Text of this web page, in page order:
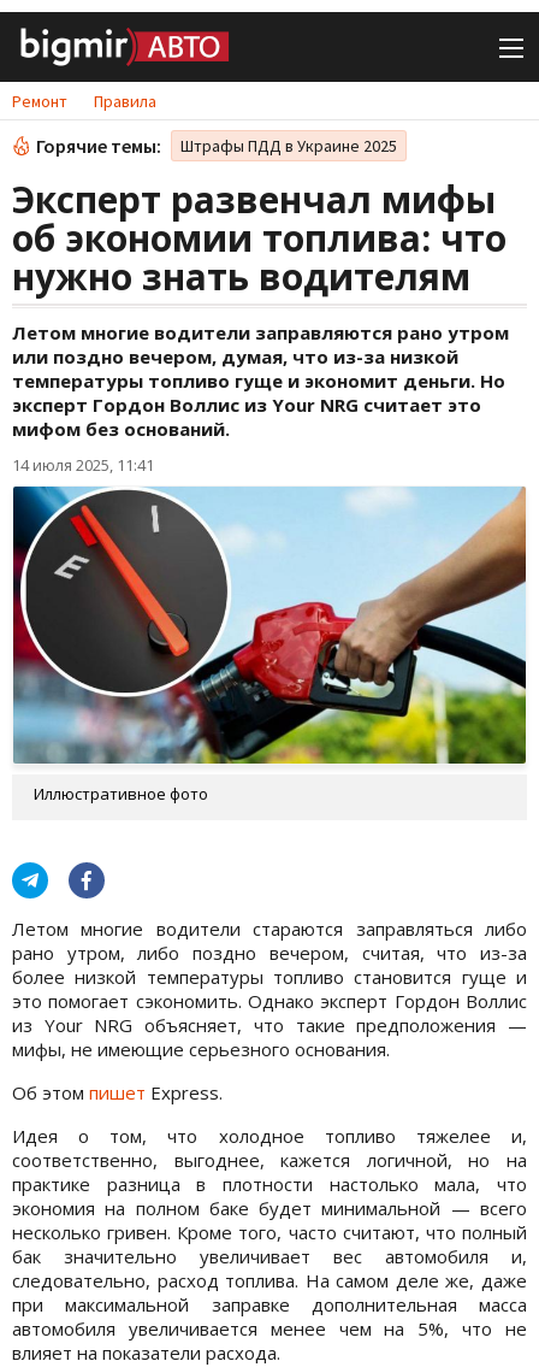
Ремонт Правила
Горячие темы: Штрафы ПДД в Украине 2025
Эксперт развенчал мифы
об экономии топлива: что
нужно знать водителям
Летом многие водители заправляются рано утром
или поздно вечером, думая, что из-за низкой
температуры топливо гуще и экономит деньги. Но
эксперт Гордон Воллис из Your NRG считает это
мифом без оснований.
14 июля 2025, 11:41
Иллюстративное фото
Летом многие водители стараются заправляться либо
рано утром, либо поздно вечером, считая, что из-за
более низкой температуры топливо становится гуще и
это помогает сэкономить. Однако эксперт Гордон Воллис
из Your NRG объясняет, что такие предположения —
мифы, не имеющие серьезного основания.
Об этом пишет Express.
Идея о том, что холодное топливо тяжелее и,
соответственно, выгоднее, кажется логичной, но на
практике разница в плотности настолько мала, что
экономия на полном баке будет минимальной — всего
несколько гривен. Кроме того, часто считают, что полный
бак значительно увеличивает вес автомобиля и,
следовательно, расход топлива. На самом деле же, даже
при максимальной заправке дополнительная масса
автомобиля увеличивается менее чем на 5%, что не
влияет на показатели расхода.